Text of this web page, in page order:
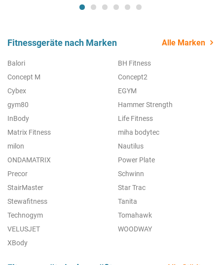
Fitnessgeräte nach Marken Alle Marken
Balori
BH Fitness
Concept M
Concept2
Cybex
EGYM
gym80
Hammer Strength
InBody
Life Fitness
Matrix Fitness
miha bodytec
milon
Nautilus
ONDAMATRIX
Power Plate
Precor
Schwinn
StairMaster
Star Trac
Stewafitness
Tanita
Technogym
Tomahawk
VELUSJET
WOODWAY
XBody